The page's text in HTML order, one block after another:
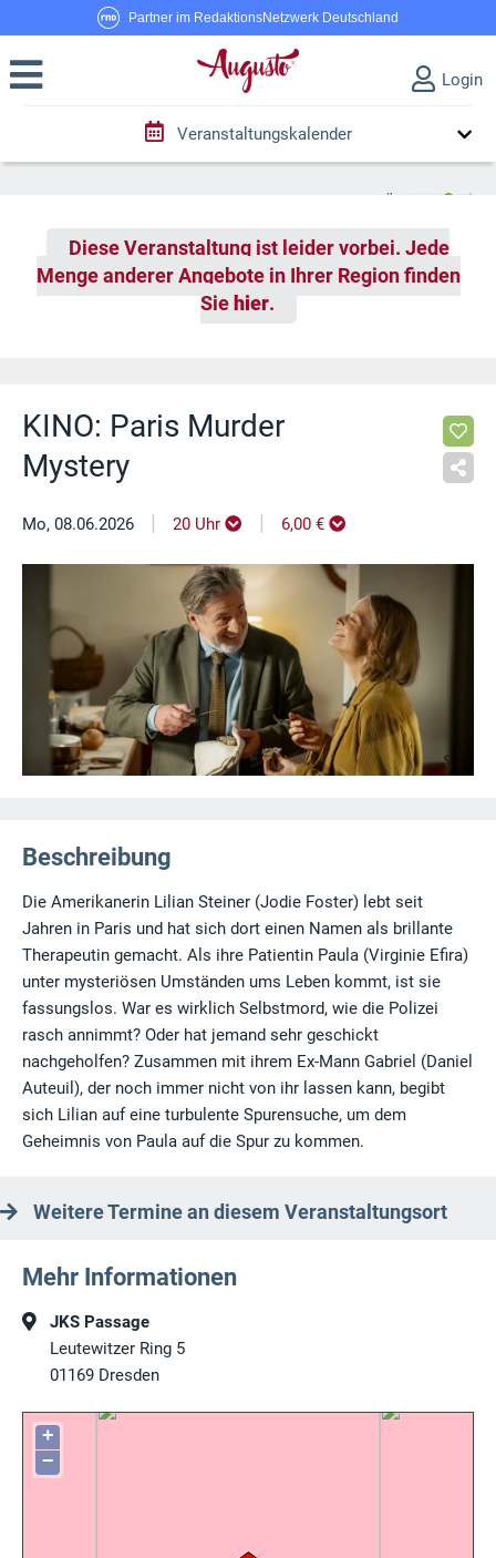
Partner im RedaktionsNetzwerk Deutschland
Login
Veranstaltungskalender
Diese Veranstaltung ist leider vorbei. Jede
Menge anderer Angebote in Ihrer Region finden
Sie hier.
KINO: Paris Murder
Mystery
Mo, 08.06.2026 | 20 Uhr | 6,00 €
Beschreibung
Die Amerikanerin Lilian Steiner (Jodie Foster) lebt seit
Jahren in Paris und hat sich dort einen Namen als brillante
Therapeutin gemacht. Als ihre Patientin Paula (Virginie Efira)
unter mysteriösen Umständen ums Leben kommt, ist sie
fassungslos. War es wirklich Selbstmord, wie die Polizei
rasch annimmt? Oder hat jemand sehr geschickt
nachgeholfen? Zusammen mit ihrem Ex-Mann Gabriel (Daniel
Auteuil), der noch immer nicht von ihr lassen kann, begibt
sich Lilian auf eine turbulente Spurensuche, um dem
Geheimnis von Paula auf die Spur zu kommen.
Weitere Termine an diesem Veranstaltungsort
Mehr Informationen
JKS Passage
Leutewitzer Ring 5
01169 Dresden
+
−